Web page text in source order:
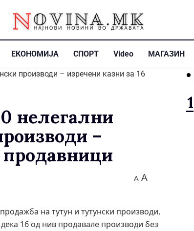
ЕКОНОМИЈА СПОРТ Video МАГАЗИН
нелегални
–
продавници
A A
на тутун и тутунски производи,
16 од нив продавале производи без